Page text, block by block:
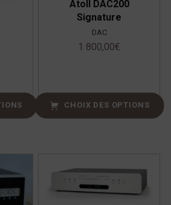
Atoll DAC200
Signature
DAC
1 800,00€
CHOIX DES OPTIONS